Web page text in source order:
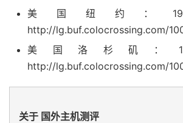
美国纽约：
http://lg.buf.colocrossing.com/
美国洛杉矶：
http://lg.buf.colocrossing.com/
关于 国外主机测评